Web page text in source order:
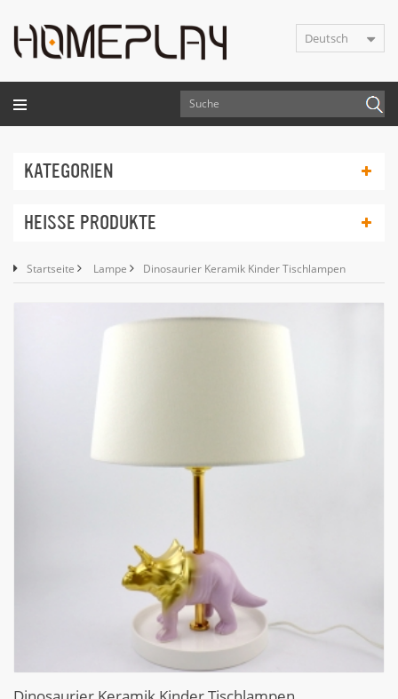
Deutsch
KATEGORIEN
HEISSE PRODUKTE
Startseite Lampe Dinosaurier Keramik Kinder Tischlampen